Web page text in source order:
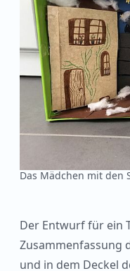
Das Mädchen mit den
Der Entwurf für ein
Zusammenfassung
und in dem Deckel